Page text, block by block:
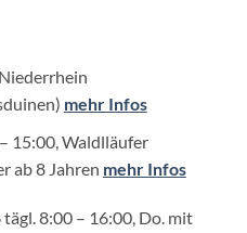
mehr Infos
15:00, Waldlläufer
ab 8 Jahren mehr Infos
8:00 – 16:00, Do. mit